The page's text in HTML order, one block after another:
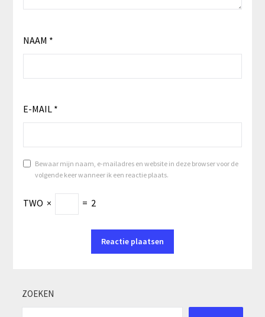
NAAM *
E-MAIL *
Bewaar mijn naam, e-mailadres en website in deze browser voor de
volgende keer wanneer ik een reactie plaats.
TWO × = 2
ZOEKEN